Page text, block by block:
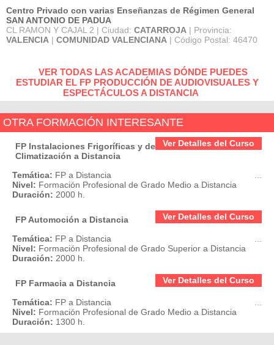
Centro Privado con varias Enseñanzas de Régimen General
SAN ANTONIO DE PADUA
CL RAMON Y CAJAL 2 | Ciudad: CATARROJA | Provincia:
VALENCIA | COMUNIDAD VALENCIANA | Código Postal: 46470
VER TODAS LAS ACADEMIAS DÓNDE PUEDES
ESTUDIAR EL FP PRODUCCIÓN DE AUDIOVISUALES Y
ESPECTÁCULOS A DISTANCIA
OTRA FORMACIÓN INTERESANTE
Ver Detalles del Curso
FP Instalaciones Frigoríficas y de
Climatización a Distancia
Temática: FP a Distancia
Nivel: Formación Profesional de Grado Medio a Distancia
Duración: 2000 h.
Ver Detalles del Curso
FP Automoción a Distancia
Temática: FP a Distancia
Nivel: Formación Profesional de Grado Superior a Distancia
Duración: 2000 h.
Ver Detalles del Curso
FP Farmacia a Distancia
Temática: FP a Distancia
Nivel: Formación Profesional de Grado Medio a Distancia
Duración: 1300 h.